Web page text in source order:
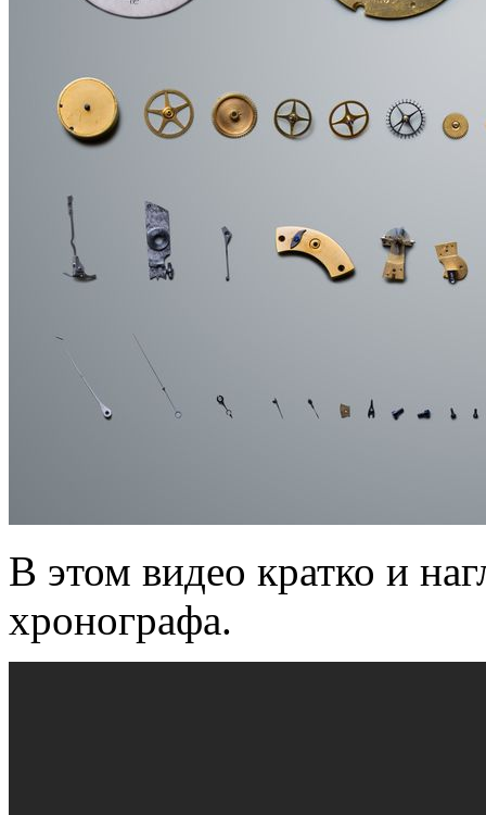
В этом видео кратко и
хронографа.